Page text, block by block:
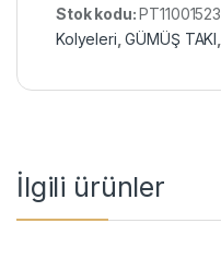
Stok kodu:PT11001523
Kolyeleri ,GÜMÜŞ TAKI
İlgili ürünler